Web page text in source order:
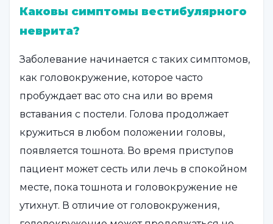
Каковы симптомы вестибулярного
неврита?
Заболевание начинается с таких симптомов,
как головокружение, которое часто
пробуждает вас ото сна или во время
вставания с постели. Голова продолжает
кружиться в любом положении головы,
появляется тошнота. Во время приступов
пациент может сесть или лечь в спокойном
месте, пока тошнота и головокружение не
утихнут. В отличие от головокружения,